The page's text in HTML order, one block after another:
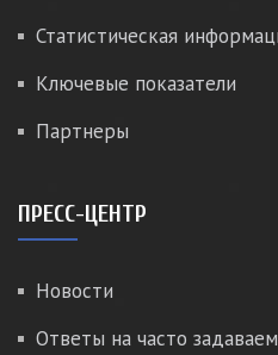
Статистическая
Ключевые показатели
Партнеры
ПРЕСС-ЦЕНТР
Новости
Ответы на часто